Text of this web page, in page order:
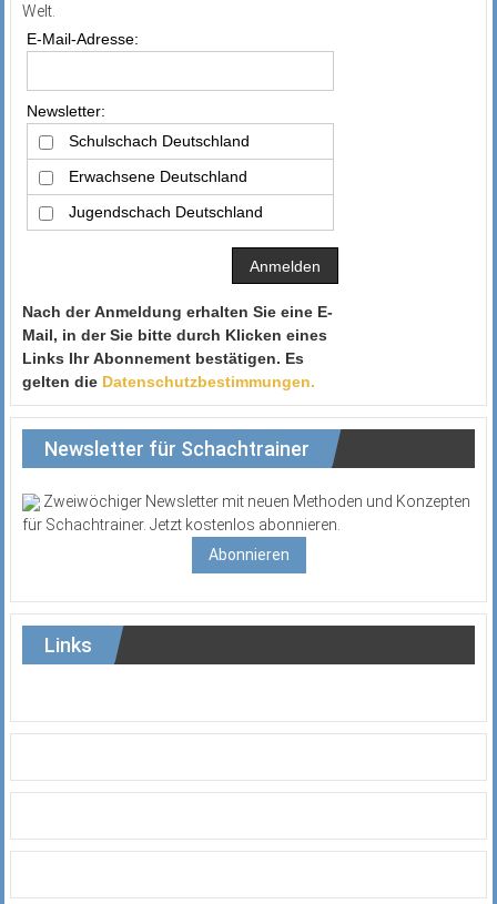
Welt.
E-Mail-Adresse:
Newsletter:
Schulschach Deutschland
Erwachsene Deutschland
Jugendschach Deutschland
Nach der Anmeldung erhalten Sie eine E-
Mail, in der Sie bitte durch Klicken eines
Links Ihr Abonnement bestätigen. Es
gelten die Datenschutzbestimmungen.
Newsletter für Schachtrainer
Zweiwöchiger Newsletter mit neuen Methoden und Konzepten
für Schachtrainer. Jetzt kostenlos abonnieren.
Abonnieren
Links